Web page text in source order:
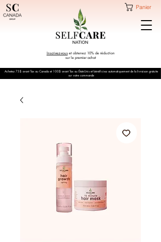
Panier
Inscrivez-vouset obtenez 10% de réduction
sur le premier achat
Achetez 75$ avant Tax au Canada et 100$ avant Tax au États-Unis et bénéficiez automatiquement de la livraison gratuite
sur votre commande